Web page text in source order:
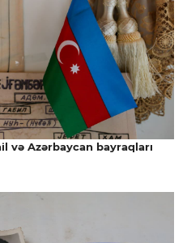
və Azərbaycan bayraqları